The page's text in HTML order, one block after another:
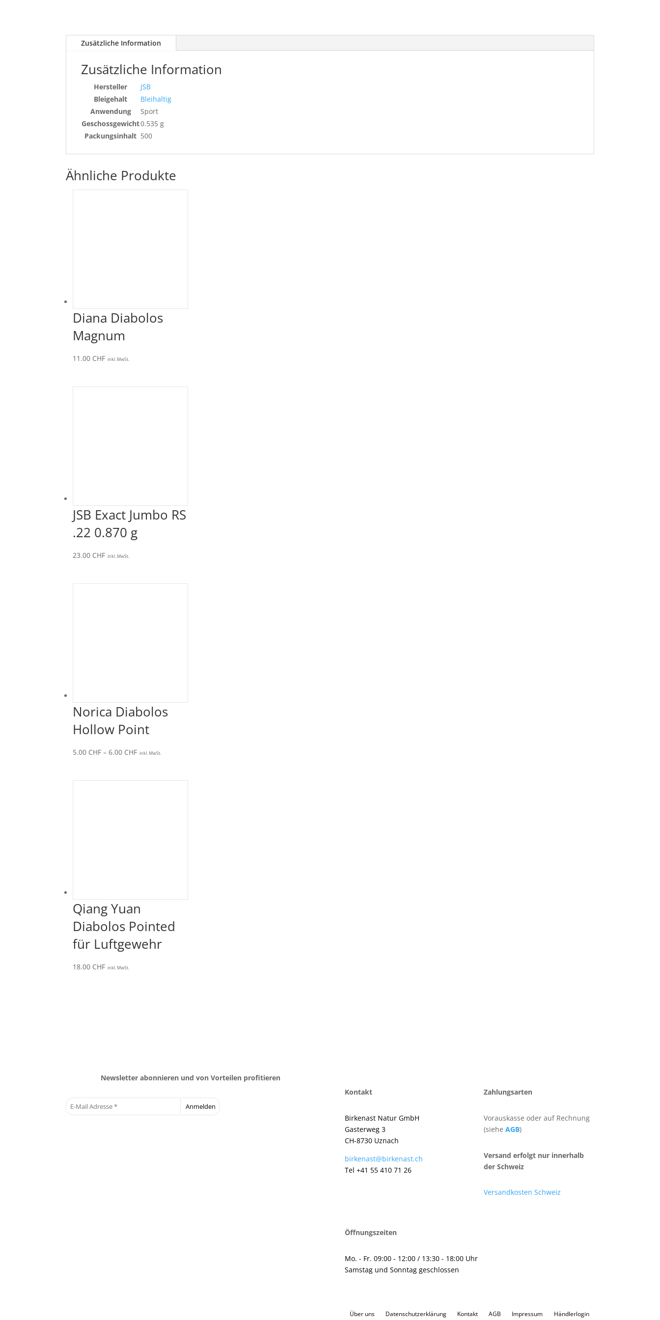
Zusätzliche Information
Zusätzliche Information
Hersteller
JSB
Bleigehalt
Bleihaltig
Anwendung
Sport
Geschossgewicht0.535 g
Packungsinhalt 500
Ähnliche Produkte
Diana Diabolos
Magnum
11.00 CHF inkl. MwSt.
JSB Exact Jumbo RS
.22 0.870 g
23.00 CHF inkl. MwSt.
Norica Diabolos
Hollow Point
5.00 CHF –6.00 CHFPreisspanne:
inkl. MwSt.
Qiang Yuan
Diabolos Pointed
für Luftgewehr
18.00 CHF inkl. MwSt.
Newsletter abonnieren und von Vorteilen profitieren
Kontakt
Birkenast Natur GmbH
Gasterweg 3
CH-8730 Uznach
birkenast@birkenast.ch
Tel +41 55 410 71 26
Zahlungsarten
Vorauskasse oder auf Rechnung
(sieheAGB)
Versand erfolgt nur innerhalb
der Schweiz
Versandkosten Schweiz
Öffnungszeiten
Mo. - Fr. 09:00 - 12:00 / 13:30 - 18:00 Uhr
Samstag und Sonntag geschlossen
Über uns Datenschutzerklärung Kontakt AGB Impressum Händlerlogin